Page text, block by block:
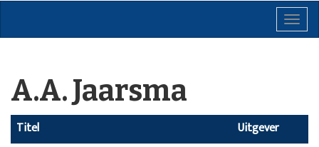
A.A. Jaarsma
Titel
Uitgever